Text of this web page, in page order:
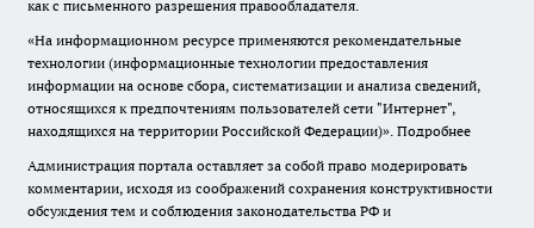
как с письменного разрешения правообладателя.
«На информационном ресурсе применяются рекомендательные
технологии (информационные технологии предоставления
информации на основе сбора, систематизации и анализа сведений,
относящихся к предпочтениям пользователей сети "Интернет",
находящихся на территории Российской Федерации)». Подробнее
Администрация портала оставляет за собой право модерировать
комментарии, исходя из соображений сохранения конструктивности
обсуждения тем и соблюдения законодательства РФ и